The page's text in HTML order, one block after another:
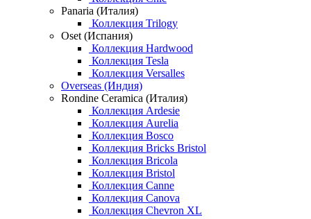
Panaria (Италия)
Коллекция Trilogy
Oset (Испания)
Коллекция Hardwood
Коллекция Tesla
Коллекция Versalles
Overseas (Индия)
Rondine Ceramica (Италия)
Коллекция Ardesie
Коллекция Aurelia
Коллекция Bosco
Коллекция Bricks Bristol
Коллекция Bricola
Коллекция Bristol
Коллекция Canne
Коллекция Canova
Коллекция Chevron XL